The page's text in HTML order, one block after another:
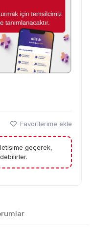
Favorilerime ekle
geçerek,